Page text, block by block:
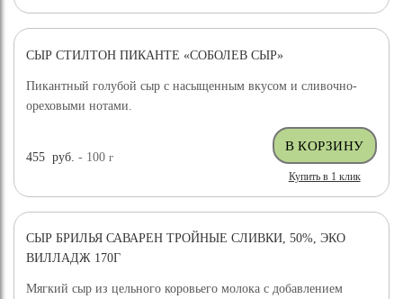
СЫР СТИЛТОН ПИКАНТЕ «СОБОЛЕВ СЫР»
Пикантный голубой сыр с насыщенным вкусом и сливочно-
ореховыми нотами.
455 руб. - 100г
Купить в 1 клик
СЫР БРИЛЬЯ САВАРЕН ТРОЙНЫЕ СЛИВКИ, 50%, ЭКО
ВИЛЛАДЖ 170Г
Мягкий сыр из цельного коровьего молока с добавлением